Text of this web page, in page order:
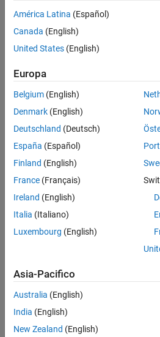
América Latina (Español)
Canada (English)
United States (English)
Europa
Belgium (English)
Denmark (English)
Deutschland (Deutsch)
España (Español)
Finland (English)
France (Français)
Ireland (English)
Italia (Italiano)
Luxembourg (English)
Asia-Pacifico
Australia (English)
India (English)
New Zealand (English)
Centro di fiducia
Antipirateria
Stato dell'applicazione
© 1994-2026 The MathWorks, Inc.